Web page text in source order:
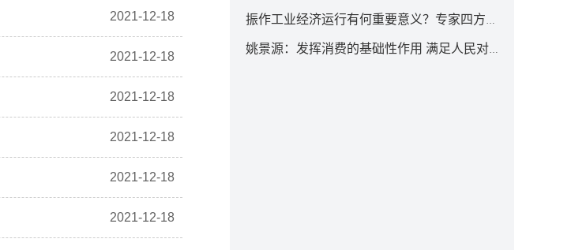
2021-12-18
2021-12-18
2021-12-18
2021-12-18
2021-12-18
2021-12-18
振作工业经济运行有何重要意义？专家四方面权威解读
姚景源：发挥消费的基础性作用 满足人民对美好生活向往